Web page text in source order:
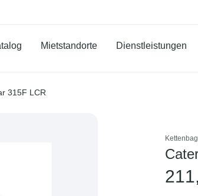
Mietstandorte Dienstleistungen
315F LCR